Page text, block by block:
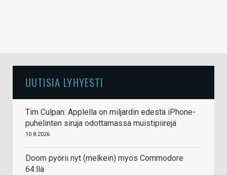
UUTISIA LYHYESTI
Tim Culpan: Applella on miljardin edestä iPhone-
puhelinten siruja odottamassa muistipiirejä
10.8.2026
Doom pyörii nyt (melkein) myös Commodore
64:llä